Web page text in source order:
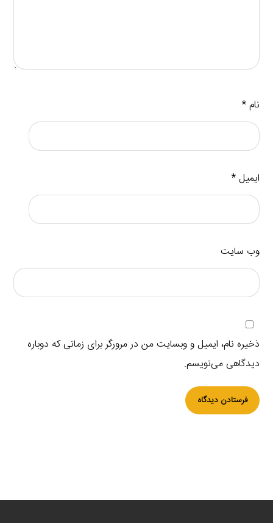
نام*
ایمیل*
وب‌ سایت
ذخیره نام، ایمیل و وبسایت من در مرورگر برای زمانی که دوباره
دیدگاهی می‌نویسم.
فرستادن دیدگاه